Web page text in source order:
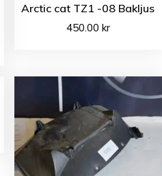
Arctic cat TZ1 -08 Bakljus
450.00 kr